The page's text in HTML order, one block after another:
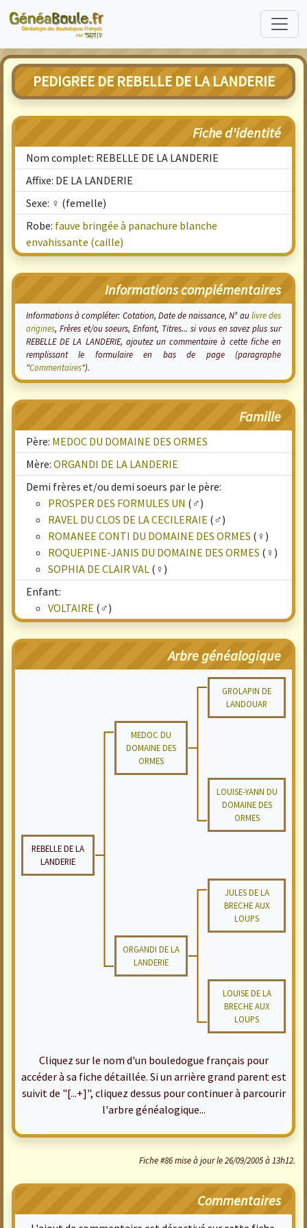
PEDIGREE DE REBELLE DE LA LANDERIE
Fiche d'identité
Nom complet: REBELLE DE LA LANDERIE
Affixe: DE LA LANDERIE
Sexe: ♀ (femelle)
Robe: fauve bringée à panachure blanche
envahissante (caille)
Informations complémentaires
Informations à compléter: Cotation, Date de naissance, N° aulivre des
origines, Frères et/ou soeurs, Enfant, Titres... si vous en savez plus sur
REBELLE DE LA LANDERIE, ajoutez un commentaire à cette fiche en
remplissant le formulaire en bas de page (paragraphe
"Commentaires").
Famille
Père: MEDOC DU DOMAINE DES ORMES
Mère: ORGANDI DE LA LANDERIE
Demi frères et/ou demi soeurs par le père:
PROSPER DES FORMULES UN (♂)
RAVEL DU CLOS DE LA CECILERAIE (♂)
ROMANEE CONTI DU DOMAINE DES ORMES (♀)
ROQUEPINE-JANIS DU DOMAINE DES ORMES (♀)
SOPHIA DE CLAIR VAL (♀)
Enfant:
VOLTAIRE (♂)
Arbre généalogique
GROLAPIN DE
LANDOUAR
MEDOC DU
DOMAINE DES
ORMES
LOUISE-YANN DU
DOMAINE DES
ORMES
REBELLE DE LA
LANDERIE
JULES DE LA
BRECHE AUX
LOUPS
ORGANDI DE LA
LANDERIE
LOUISE DE LA
BRECHE AUX
LOUPS
Cliquez sur le nom d'un bouledogue français pour
accéder à sa fiche détaillée. Si un arrière grand parent est
suivit de "[...+]", cliquez dessus pour continuer à parcourir
l'arbre généalogique...
Fiche #86 mise à jour le 26/09/2005 à 13h12.
Commentaires